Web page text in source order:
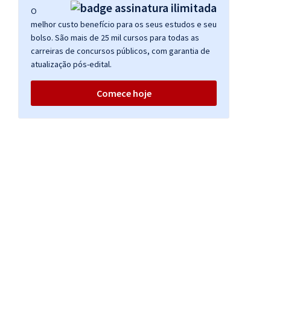
O
melhor custo benefício para os seus estudos e seu
bolso. São mais de 25 mil cursos para todas as
carreiras de concursos públicos, com garantia de
atualização pós-edital.
Comece hoje